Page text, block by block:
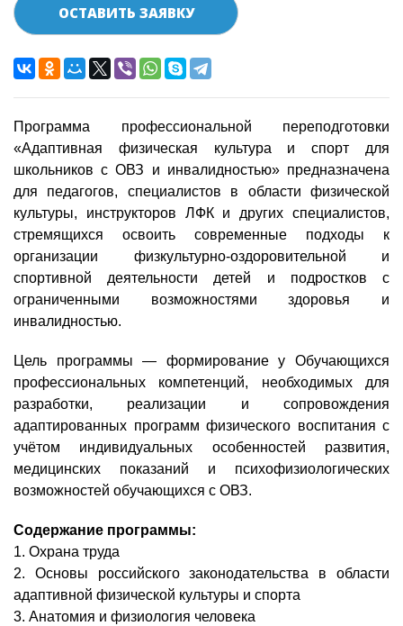
ОСТАВИТЬ ЗАЯВКУ
Программа профессиональной переподготовки
«Адаптивная физическая культура и спорт для
школьников с ОВЗ и инвалидностью» предназначена
для педагогов, специалистов в области физической
культуры, инструкторов ЛФК и других специалистов,
стремящихся освоить современные подходы к
организации физкультурно-оздоровительной и
спортивной деятельности детей и подростков с
ограниченными возможностями здоровья и
инвалидностью.
Цель программы — формирование у Обучающихся
профессиональных компетенций, необходимых для
разработки, реализации и сопровождения
адаптированных программ физического воспитания с
учётом индивидуальных особенностей развития,
медицинских показаний и психофизиологических
возможностей обучающихся с ОВЗ.
Содержание программы:
1. Охрана труда
2. Основы российского законодательства в области
адаптивной физической культуры и спорта
3. Анатомия и физиология человека